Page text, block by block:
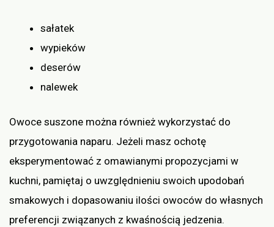
sałatek
wypieków
deserów
nalewek
Owoce suszone można również wykorzystać do
przygotowania naparu. Jeżeli masz ochotę
eksperymentować z omawianymi propozycjami w
kuchni, pamiętaj o uwzględnieniu swoich upodobań
smakowych i dopasowaniu ilości owoców do własnych
preferencji związanych z kwaśnością jedzenia.